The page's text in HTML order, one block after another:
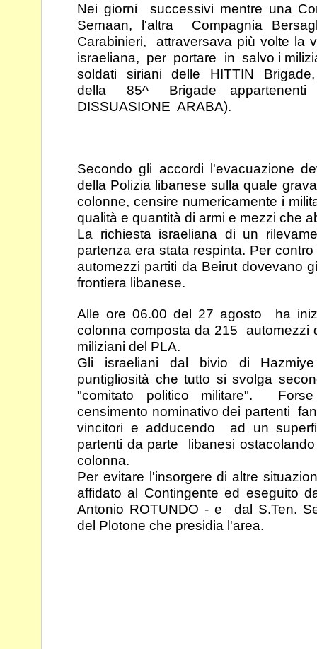
Nei giorni successivi mentre una
Semaan, l'altra Compagnia
Carabinieri, attraversava più volte la
israeliana, per portare in salvo i
soldati siriani delle HITTIN
della 85^ Brigade
DISSUASIONE ARABA).
Secondo gli accordi l'evacuazione
della Polizia libanese sulla quale
colonne, censire numericamente i
qualità e quantità di armi e mezzi che
La richiesta israeliana di un
partenza era stata respinta. Per
automezzi partiti da Beirut dovevano
frontiera libanese.
Alle ore 06.00 del 27 agosto ha
colonna composta da 215 automezzi
miliziani del PLA.
Gli israeliani dal bivio di
puntigliosità che tutto si svolga
"comitato politico militare".
censimento nominativo dei partenti
vincitori e adducendo ad un
partenti da parte libanesi
colonna.
Per evitare l'insorgere di altre
affidato al Contingente ed eseguito
Antonio ROTUNDO - e dal S.Ten.
del Plotone che presidia l'area.